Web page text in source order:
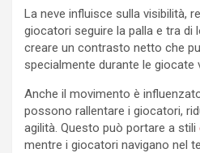
La neve influisce sulla visibilità,
giocatori seguire la palla e tra di
creare un contrasto netto che
specialmente durante le giocate
Anche il movimento è
possono rallentare i giocatori,
agilità. Questo può portare a stili
mentre i giocatori navigano nel